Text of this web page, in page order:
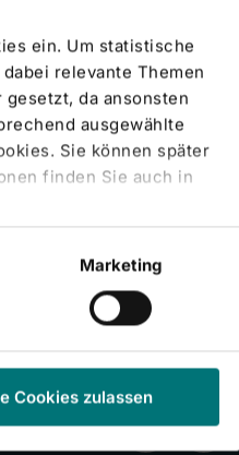
ein. Um statistische
relevante Themen
da ansonsten
ausgewählte
Sie können später
finden Sie auch in
Marketing
Cookies zulassen
Investitionen in
Hamburg und
Folgen